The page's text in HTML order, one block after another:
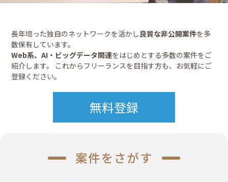
長年培った独自のネットワークを活かし良質な非公開案件を多
数保有しています。
Web系、AI・ビッグデータ関連をはじめとする多数の案件をご
紹介します。 これからフリーランスを目指す方も、お気軽にご
登録ください。
無料登録